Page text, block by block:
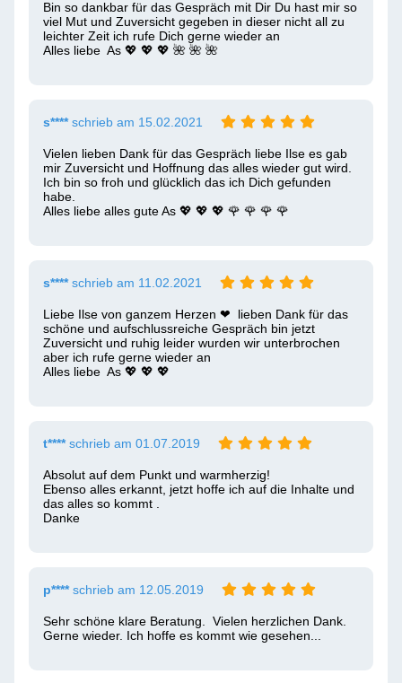
Bin so dankbar für das Gespräch mit Dir Du hast mir so
viel Mut und Zuversicht gegeben in dieser nicht all zu
leichter Zeit ich rufe Dich gerne wieder an
Alles liebe  As 💖 💖 💖 🌺 🌺 🌺
s****schrieb am 15.02.2021
Vielen lieben Dank für das Gespräch liebe Ilse es gab
mir Zuversicht und Hoffnung das alles wieder gut wird.
Ich bin so froh und glücklich das ich Dich gefunden
habe.
Alles liebe alles gute As 💖 💖 💖 🌹 🌹 🌹 🌹
s****schrieb am 11.02.2021
Liebe Ilse von ganzem Herzen ❤  lieben Dank für das
schöne und aufschlussreiche Gespräch bin jetzt
Zuversicht und ruhig leider wurden wir unterbrochen
aber ich rufe gerne wieder an
Alles liebe  As 💖 💖 💖
t****schrieb am 01.07.2019
Absolut auf dem Punkt und warmherzig!
Ebenso alles erkannt, jetzt hoffe ich auf die Inhalte und
das alles so kommt .
Danke
p****schrieb am 12.05.2019
Sehr schöne klare Beratung.  Vielen herzlichen Dank.
Gerne wieder. Ich hoffe es kommt wie gesehen...